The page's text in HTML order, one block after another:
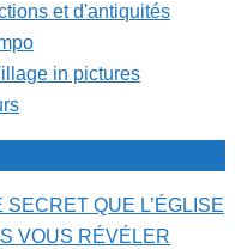
et d'antiquités
in pictures
QUE L’ÉGLISE
VOUS RÉVÉLER